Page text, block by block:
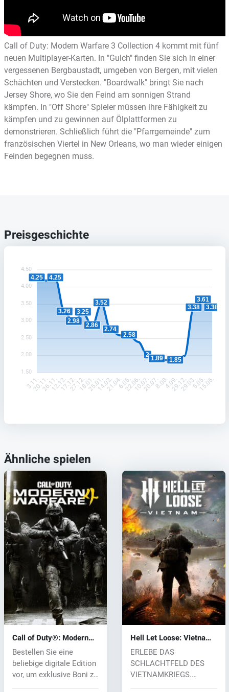
Call of Duty: Modern Warfare 3 Collection 4 kommt mit fünf
neuen Multiplayer-Karten. In "Gulch" finden Sie sich in einer
vergessenen Bergbaustadt, umgeben von Bergen, mit vielen
Schächten und Verstecken. "Boardwalk" bringt Sie nach
Jersey Shore, wo Sie den Feind am sonnigen Strand
kämpfen. In "Off Shore" Spieler müssen ihre Fähigkeit zu
kämpfen und zu gewinnen auf Ölplattformen zu
demonstrieren. Schließlich führt die "Pfarrgemeinde" zum
französischen Viertel in New Orleans, wo man wieder einigen
Feinden begegnen muss.
Preisgeschichte
4.50
4.00
3.50
3.00
2.50
2.00
1.50
4.25 4.25
3.26
2.98
3.25
2.86
3.52
2.74
2.58
2
1.89 1.85
3.38
3.61
3.38
3.11.
20.11.26.11.12.12.17.12.27.12.18.01.25.01.14.02.21.04.6.05.22.06.10.07.20.07.8.08.4.09.29.12.29.03.5.05.15.05.
Ähnliche spielen
Call of Duty®: Modern
Warfare® 4 (PC) key
Bestellen Sie eine
beliebige digitale Edition
vor, um exklusive Boni zu
Hell Let Loose: Vietnam
(PC) key
ERLEBE DAS
SCHLACHTFELD DES
VIETNAMKRIEGS.